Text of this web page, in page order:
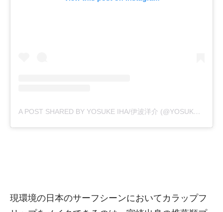
A POST SHARED BY YOSUKE IHA/伊波洋介 (@YOSUKE.IHA1.26)
現環境の日本のサーフシーンにおいてカラップフ